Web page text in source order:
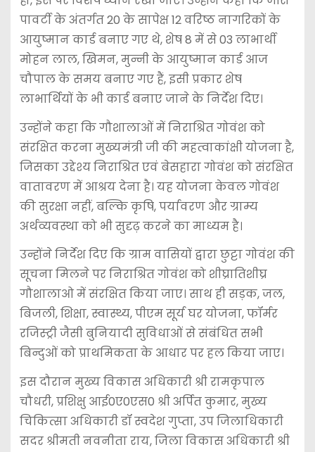
पावर्टी के अंतर्गत 20 के सापेक्ष 12 वरिष्ठ नागरिकों के
आयुष्मान कार्ड बनाए गए थे, शेष 8 में से 03 लाभार्थी
मोहन लाल, खिमन, मुन्नी के आयुष्मान कार्ड आज
चौपाल के समय बनाए गए हैं, इसी प्रकार शेष
लाभार्थियों के भी कार्ड बनाए जाने के निर्देश दिए।
उन्होंने कहा कि गौशालाओं में निराश्रित गोवंश को
संरक्षित करना मुख्यमंत्री जी की महत्वाकांक्षी योजना है,
जिसका उद्देश्य निराश्रित एवं बेसहारा गोवंश को संरक्षित
वातावरण में आश्रय देना है। यह योजना केवल गोवंश
की सुरक्षा नहीं, बल्कि कृषि, पर्यावरण और ग्राम्य
अर्थव्यवस्था को भी सुदृढ़ करने का माध्यम है।
उन्होंने निर्देश दिए कि ग्राम वासियों द्वारा छुट्टा गोवंश की
सूचना मिलने पर निराश्रित गोवंश को शीघ्रातिशीघ्र
गौशालाओ में संरक्षित किया जाए। साथ ही सड़क, जल,
बिजली, शिक्षा, स्वास्थ्य, पीएम सूर्य घर योजना, फॉर्मर
रजिस्ट्री जैसी बुनियादी सुविधाओं से संबंधित सभी
बिन्दुओं को प्राथमिकता के आधार पर हल किया जाए।
इस दौरान मुख्य विकास अधिकारी श्री रामकृपाल
चौधरी, प्रशिक्षु आई0ए0एस0 श्री अर्पित कुमार, मुख्य
चिकित्सा अधिकारी डॉ स्वदेश गुप्ता, उप जिलाधिकारी
सदर श्रीमती नवनीता राय, जिला विकास अधिकारी श्री